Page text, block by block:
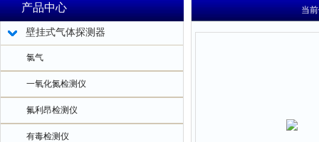
产品中心
壁挂式气体探测器
氯气
一氧化氮检测仪
氟利昂检测仪
有毒检测仪
当